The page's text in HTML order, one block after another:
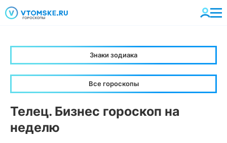
Знаки зодиака
Телец. Бизнес гороскоп на
неделю
Все гороскопы